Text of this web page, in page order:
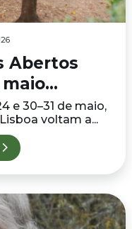
Abertos
e 30–31 de maio,
voltam a...